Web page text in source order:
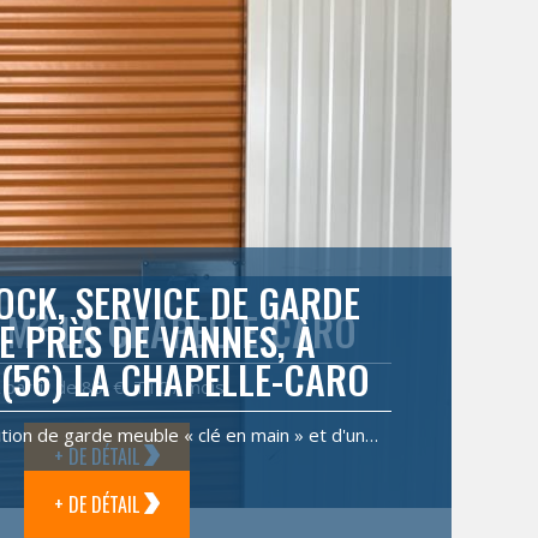
LA CHAPELLE-CARO
partir de 80 € TTC / mois
+ DE DÉTAIL
SERVICE DE GARDE
PRÈS DE VANNES, À
LA CHAPELLE-CARO
de garde meuble « clé en main » et d'un…
+ DE DÉTAIL